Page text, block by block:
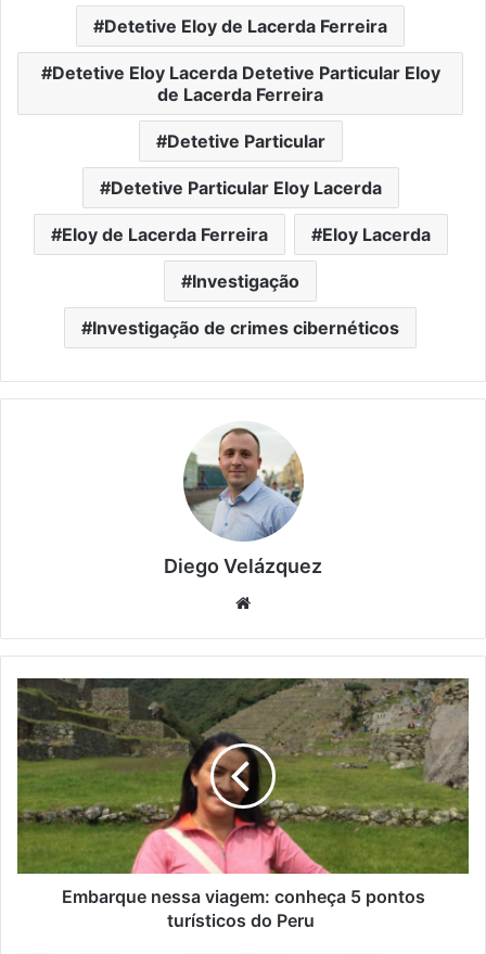
Detetive Eloy de Lacerda Ferreira
Detetive Eloy Lacerda Detetive Particular Eloy
de Lacerda Ferreira
Detetive Particular
Detetive Particular Eloy Lacerda
Eloy de Lacerda Ferreira Eloy Lacerda
Investigação
Investigação de crimes cibernéticos
Diego Velázquez
Website
Embarque
nessa
viagem:
conheça
5
pontos
turísticos
Peru
Embarque nessa viagem: conheça 5 pontos
turísticos do Peru